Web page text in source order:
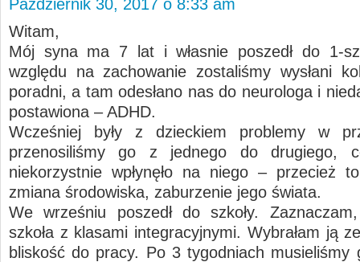
Październik 30, 2017 o 8:33 am
Witam,
Mój syna ma 7 lat i własnie poszedł do 1-
względu na zachowanie zostaliśmy wysłani
poradni, a tam odesłano nas do neurologa i
postawiona – ADHD.
Wcześniej były z dzieckiem problemy w
przenosiliśmy go z jednego do drugiego,
niekorzystnie wpłynęło na niego – przecież
zmiana środowiska, zaburzenie jego świata.
We wrześniu poszedł do szkoły.
szkoła z klasami integracyjnymi. Wybrałam ją
bliskość do pracy. Po 3 tygodniach musieliśmy